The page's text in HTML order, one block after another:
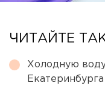
ЧИТАЙТЕ
Холодную
Екатеринбурга